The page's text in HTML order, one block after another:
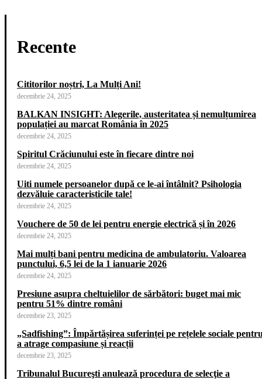
Recente
Cititorilor noștri, La Mulți Ani!
decembrie 24, 2025
BALKAN INSIGHT: Alegerile, austeritatea și nemulțumirea
populației au marcat România în 2025
decembrie 24, 2025
Spiritul Crăciunului este în fiecare dintre noi
decembrie 24, 2025
Uiti numele persoanelor după ce le-ai întâlnit? Psihologia
dezvăluie caracteristicile tale!
decembrie 24, 2025
Vouchere de 50 de lei pentru energie electrică și în 2026
decembrie 24, 2025
Mai mulți bani pentru medicina de ambulatoriu. Valoarea
punctului, 6,5 lei de la 1 ianuarie 2026
decembrie 24, 2025
Presiune asupra cheltuielilor de sărbători: buget mai mic
pentru 51% dintre români
decembrie 23, 2025
„Sadfishing”: Împărtășirea suferinței pe rețelele sociale
a atrage compasiune și reacții
decembrie 23, 2025
Tribunalul Bucureşti anulează procedura de selecţie a